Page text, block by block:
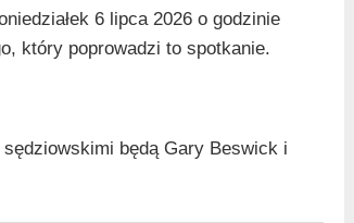
6 lipca 2026 o godzinie
który poprowadzi to spotkanie.
będą Gary Beswick i